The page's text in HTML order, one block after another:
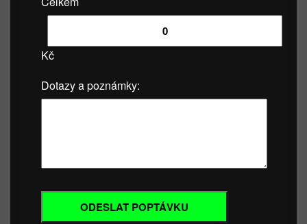
Kč
Dotazy a poznámky: